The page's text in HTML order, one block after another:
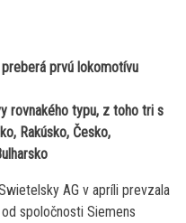
prvú lokomotívu
rovnakého typu, z toho tri s
Rakúsko, Česko,
AG v apríli prevzala
spoločnosti Siemens